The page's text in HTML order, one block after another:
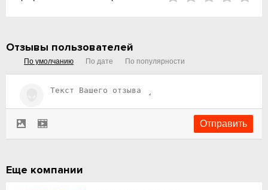
Отзывы пользователей
По умолчанию По дате По популярности
Еще компании